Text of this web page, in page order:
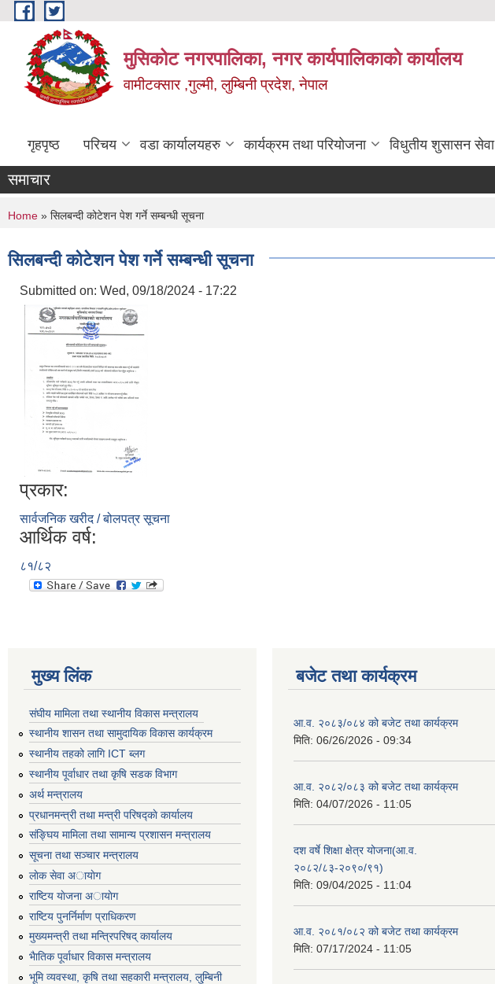
Skip to main content
मुसिकोट नगरपालिका, नगर कार्यपालिकाकाे कार्यालय
वामीटक्सार ,गुल्मी, लुम्बिनी प्रदेश, नेपाल
गृहपृष्ठ परिचय वडा कार्यालयहरु कार्यक्रम तथा परियोजना विधुतीय शुसासन सेवा
समाचार
You are here
Home » सिलबन्दी कोटेशन पेश गर्ने सम्बन्धी सूचना
सिलबन्दी कोटेशन पेश गर्ने सम्बन्धी सूचना
Submitted on: Wed, 09/18/2024 - 17:22
प्रकार:
सार्वजनिक खरीद / बोलपत्र सूचना
आर्थिक वर्ष:
८१/८२
मुख्य लिंक
संघीय मामिला तथा स्थानीय विकास मन्त्रालय
स्थानीय शासन तथा सामुदायिक विकास कार्यक्रम
स्थानीय तहको लागि ICT ब्लग
स्थानीय पूर्वाधार तथा कृषि सडक विभाग
अर्थ मन्त्रालय
प्रधानमन्त्री तथा मन्त्री परिषद्काे कार्यालय
संङ्घिय मामिला तथा सामान्य प्रशासन मन्त्रालय
सूचना तथा सञ्चार मन्त्रालय
लाेक सेवा अायाेग
राष्टिय याेजना अायाेग
राष्टिय पुनर्निर्माण प्राधिकरण
मुख्यमन्त्री तथा मन्त्रिपरिषद् कार्यालय
भैातिक पूर्वाधार विकास मन्त्रालय
भूमि व्यवस्था, कृषि तथा सहकारी मन्त्रालय, लु्म्बिनी
बजेट तथा कार्यक्रम
आ.व. २०८३/०८४ को बजेट तथा कार्यक्रम
मिति: 06/26/2026 - 09:34
आ.व. २०८२/०८३ को बजेट तथा कार्यक्रम
मिति: 04/07/2026 - 11:05
दश वर्षे शिक्षा क्षेत्र योजना(आ.व.
२०८२/८३-२०९०/९१)
मिति: 09/04/2025 - 11:04
आ.व. २०८१/०८२ को बजेट तथा कार्यक्रम
मिति: 07/17/2024 - 11:05